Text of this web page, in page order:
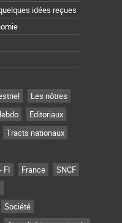
idées reçues
Les nôtres
Editoriaux
Tracts nationaux
FI France
SNCF
Société